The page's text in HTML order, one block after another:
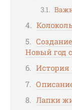
Новый год
Лапки